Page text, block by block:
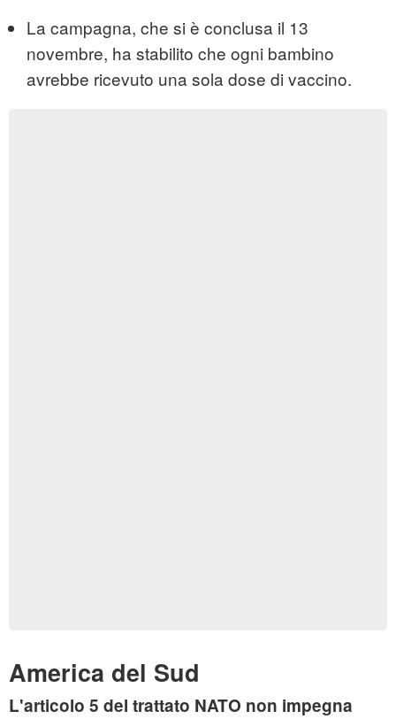
La campagna, che si è conclusa il 13
novembre, ha stabilito che ogni bambino
avrebbe ricevuto una sola dose di vaccino.
America del Sud
L'articolo 5 del trattato NATO non impegna